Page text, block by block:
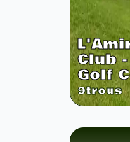
Club
Golf
9trous